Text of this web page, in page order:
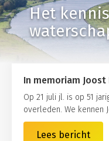
Het
In memoriam Joost
Op 21 juli jl. is op 51
overleden. We kennen
Lees bericht